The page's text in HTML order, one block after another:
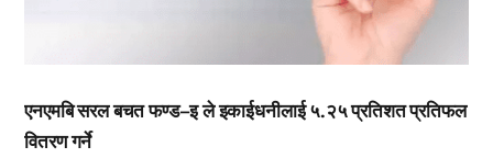
एनएमबि सरल बचत फण्ड–इ ले इकाईधनीलाई ५.२५ प्रतिशत प्रतिफल
वितरण गर्ने